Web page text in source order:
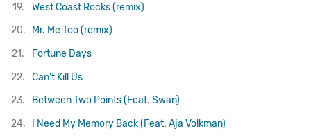
19.
West Coast Rocks (remix)
20.
Mr. Me Too (remix)
21.
Fortune Days
22.
Can't Kill Us
23.
Between Two Points (Feat. Swan)
24.
I Need My Memory Back (Feat. Aja Volkman)